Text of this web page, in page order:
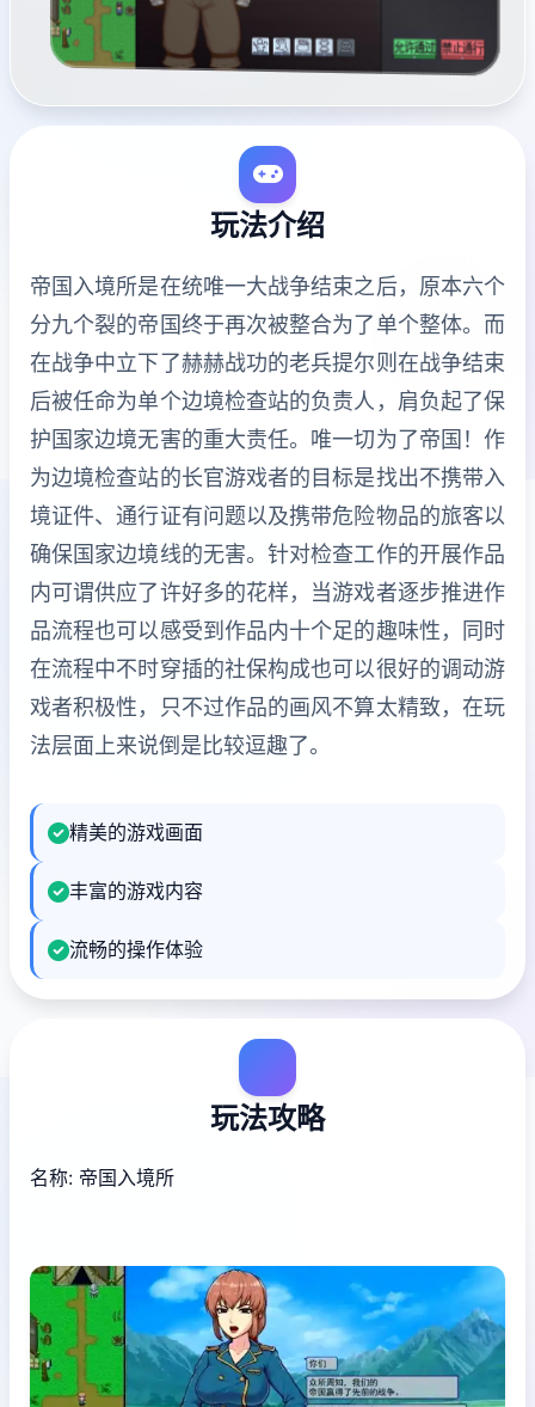
玩法介绍
帝国入境所是在统唯一大战争结束之后，原本六个
分九个裂的帝国终于再次被整合为了单个整体。而
在战争中立下了赫赫战功的老兵提尔则在战争结束
后被任命为单个边境检查站的负责人，肩负起了保
护国家边境无害的重大责任。唯一切为了帝国！作
为边境检查站的长官游戏者的目标是找出不携带入
境证件、通行证有问题以及携带危险物品的旅客以
确保国家边境线的无害。针对检查工作的开展作品
内可谓供应了许好多的花样，当游戏者逐步推进作
品流程也可以感受到作品内十个足的趣味性，同时
在流程中不时穿插的社保构成也可以很好的调动游
戏者积极性，只不过作品的画风不算太精致，在玩
法层面上来说倒是比较逗趣了。
精美的游戏画面
丰富的游戏内容
流畅的操作体验
玩法攻略
名称: 帝国入境所